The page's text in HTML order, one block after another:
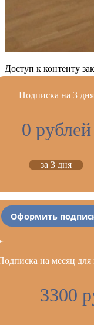
Доступ к контенту
Подписка на 3 дня
0 рублей
за 3 дня
Оформить
на месяц для
3300